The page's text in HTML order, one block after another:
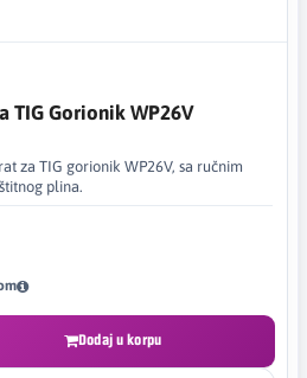
TIG Gorionik WP26V
za TIG gorionik WP26V, sa ručnim
plina.
Dodaj u korpu